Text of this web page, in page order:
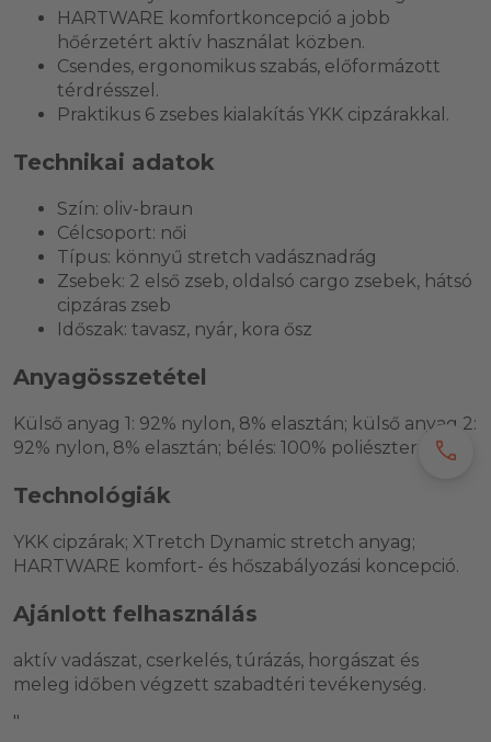
HARTWARE komfortkoncepció a jobb
hőérzetért aktív használat közben.
Csendes, ergonomikus szabás, előformázott
térdrésszel.
Praktikus 6 zsebes kialakítás YKK cipzárakkal.
Technikai adatok
Szín: oliv-braun
Célcsoport: női
Típus: könnyű stretch vadásznadrág
Zsebek: 2 első zseb, oldalsó cargo zsebek, hátsó
cipzáras zseb
Időszak: tavasz, nyár, kora ősz
Anyagösszetétel
Külső anyag 1: 92% nylon, 8% elasztán; külső anyag 2:
92% nylon, 8% elasztán; bélés: 100% poliészter.
Technológiák
YKK cipzárak; XTretch Dynamic stretch anyag;
HARTWARE komfort- és hőszabályozási koncepció.
Ajánlott felhasználás
aktív vadászat, cserkelés, túrázás, horgászat és
meleg időben végzett szabadtéri tevékenység.
"
call